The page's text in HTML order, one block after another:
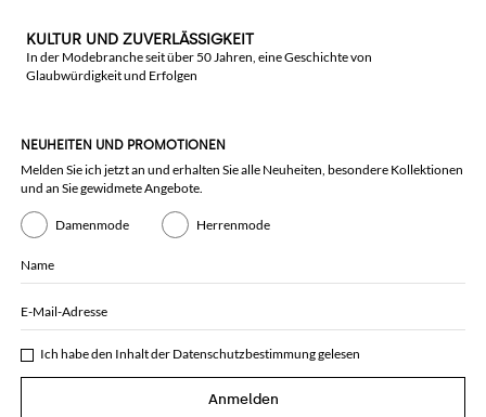
KULTUR UND ZUVERLÄSSIGKEIT
In der Modebranche seit über 50 Jahren, eine Geschichte von
Glaubwürdigkeit und Erfolgen
NEUHEITEN UND PROMOTIONEN
Melden Sie ich jetzt an und erhalten Sie alle Neuheiten, besondere Kollektionen
und an Sie gewidmete Angebote.
Damenmode Herrenmode
Name
E-Mail-Adresse
Ich habe den Inhalt der Datenschutzbestimmunggelesen
Anmelden